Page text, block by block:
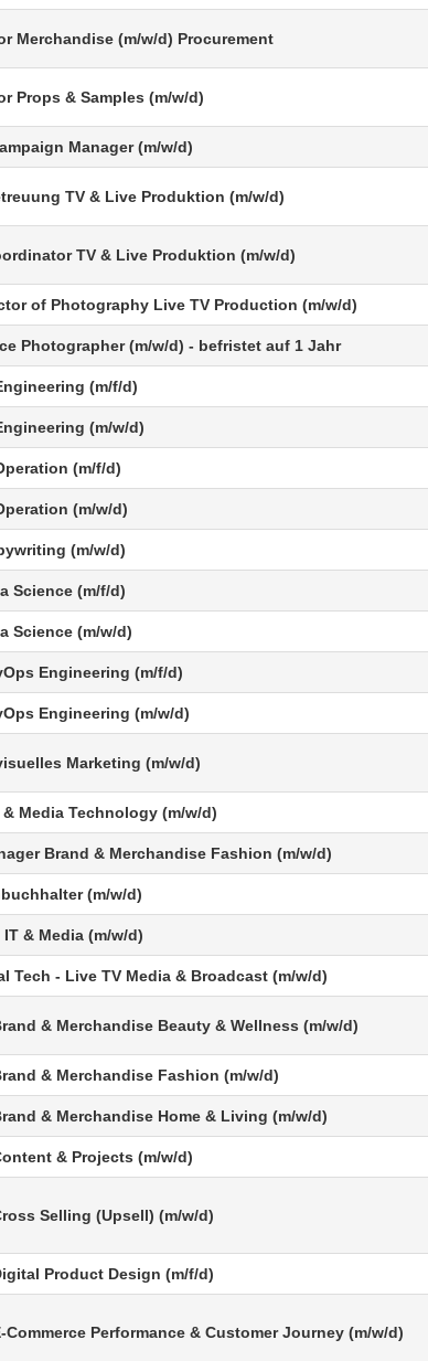
Merchandise (m/w/d) Procurement
Props & Samples (m/w/d)
Manager (m/w/d)
TV & Live Produktion (m/w/d)
TV & Live Produktion (m/w/d)
of Photography Live TV Production (m/w/d)
Photographer (m/w/d) - befristet auf 1 Jahr
(m/f/d)
(m/w/d)
(m/f/d)
(m/w/d)
(m/w/d)
Science (m/f/d)
Science (m/w/d)
Engineering (m/f/d)
Engineering (m/w/d)
Marketing (m/w/d)
& Media Technology (m/w/d)
Brand & Merchandise Fashion (m/w/d)
(m/w/d)
& Media (m/w/d)
Tech - Live TV Media & Broadcast (m/w/d)
& Merchandise Beauty & Wellness (m/w/d)
& Merchandise Fashion (m/w/d)
& Merchandise Home & Living (m/w/d)
& Projects (m/w/d)
Selling (Upsell) (m/w/d)
Product Design (m/f/d)
Commerce Performance & Customer Journey (m/w/d)